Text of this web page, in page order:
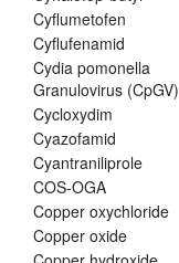
Cyflumetofen
Cyflufenamid
Cydia pomonella
Granulovirus (CpGV)
Cycloxydim
Cyazofamid
Cyantraniliprole
COS-OGA
Copper oxychloride
Copper oxide